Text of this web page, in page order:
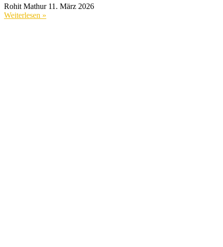
Rohit Mathur 11. März 2026
Weiterlesen »